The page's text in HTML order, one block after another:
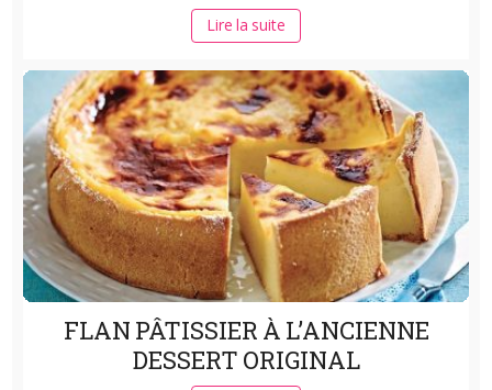
Lire la suite
FLAN PÂTISSIER À L’ANCIENNE
DESSERT ORIGINAL